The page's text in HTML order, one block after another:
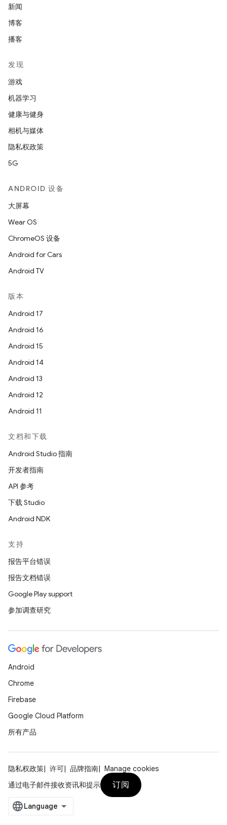
新闻
博客
播客
发现
游戏
机器学习
健康与健身
相机与媒体
隐私权政策
5G
ANDROID 设备
大屏幕
Wear OS
ChromeOS 设备
Android for Cars
Android TV
版本
Android 17
Android 16
Android 15
Android 14
Android 13
Android 12
Android 11
文档和下载
Android Studio 指南
开发者指南
API 参考
下载 Studio
Android NDK
支持
报告平台错误
报告文档错误
Google Play support
参加调查研究
Android
Chrome
Firebase
Google Cloud Platform
所有产品
隐私权政策 许可 品牌指南
Manage cookies
通过电子邮件接收资讯和提示
订阅